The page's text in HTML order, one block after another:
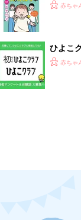
赤ちゃ
ひよこ
赤ちゃ